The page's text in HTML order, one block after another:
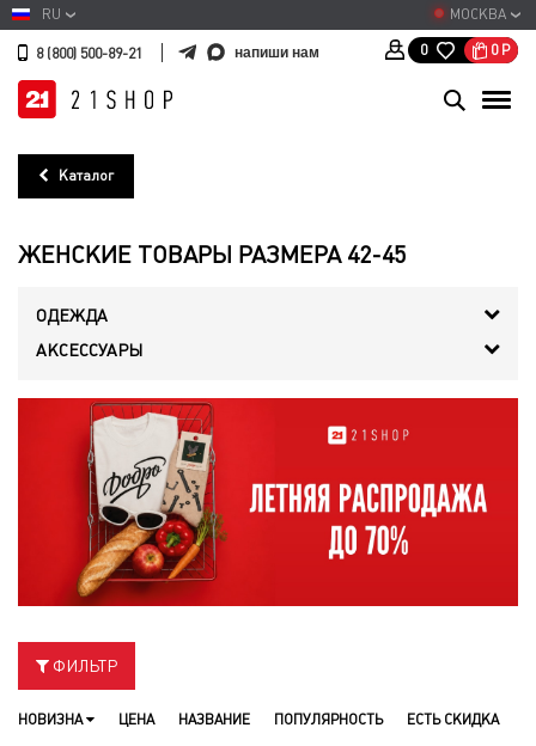
МОСКВА
RU
8 (800) 500-89-21 напиши нам 0 0 Р
Каталог
ЖЕНСКИЕ ТОВАРЫ РАЗМЕРА 42-45
ОДЕЖДА
АКСЕССУАРЫ
ФИЛЬТР
НОВИЗНА ЦЕНА НАЗВАНИЕ ПОПУЛЯРНОСТЬ ЕСТЬ СКИДКА